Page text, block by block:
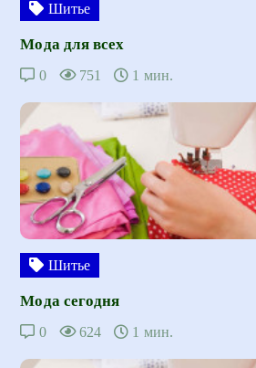
Шитье
Мода для всех
0 751 1 мин.
Шитье
Мода сегодня
0 624 1 мин.